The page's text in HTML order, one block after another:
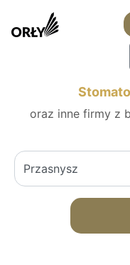
oraz inne firmy z